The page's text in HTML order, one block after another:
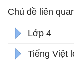
Chủ đề liên
Lớp 4
Tiếng Việt